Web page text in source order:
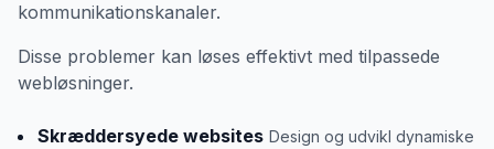
kommunikationskanaler.
Disse problemer kan løses effektivt med tilpassede
webløsninger.
Skræddersyede websites Design og udvikl dynamiske